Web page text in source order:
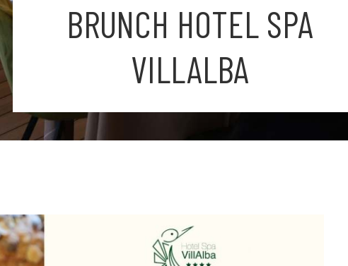
BRUNCH HOTEL SPA
VILLALBA